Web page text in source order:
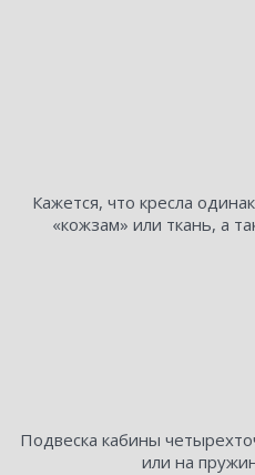
Кажется, что кресла
«кожзам» или ткань, а
Подвеска кабины
или на